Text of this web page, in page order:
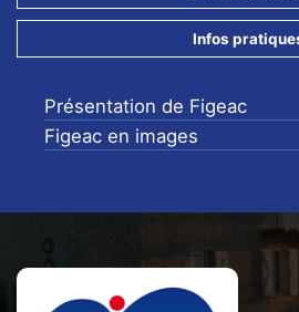
Infos
Présentation de Figeac
Figeac en images